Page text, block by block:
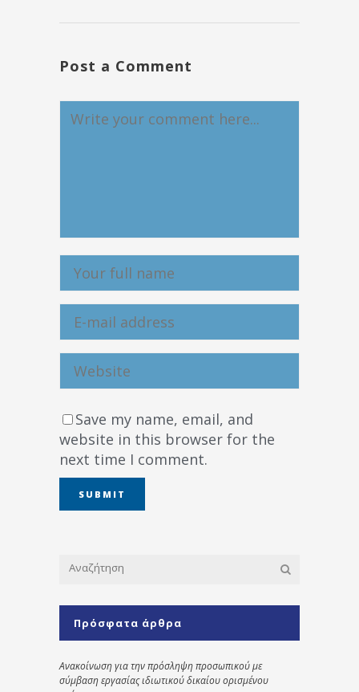
Post a Comment
Save my name, email, and
website in this browser for the
next time I comment.
Πρόσφατα άρθρα
Ανακοίνωση για την πρόσληψη προσωπικού με
σύμβαση εργασίας ιδιωτικού δικαίου ορισμένου